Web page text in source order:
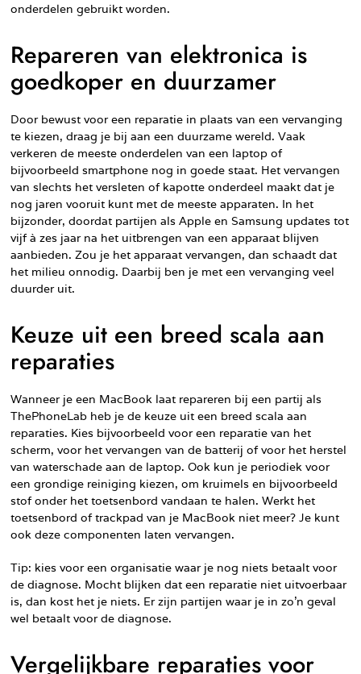
onderdelen gebruikt worden.
Repareren van elektronica is
goedkoper en duurzamer
Door bewust voor een reparatie in plaats van een vervanging
te kiezen, draag je bij aan een duurzame wereld. Vaak
verkeren de meeste onderdelen van een laptop of
bijvoorbeeld smartphone nog in goede staat. Het vervangen
van slechts het versleten of kapotte onderdeel maakt dat je
nog jaren vooruit kunt met de meeste apparaten. In het
bijzonder, doordat partijen als Apple en Samsung updates tot
vijf à zes jaar na het uitbrengen van een apparaat blijven
aanbieden. Zou je het apparaat vervangen, dan schaadt dat
het milieu onnodig. Daarbij ben je met een vervanging veel
duurder uit.
Keuze uit een breed scala aan
reparaties
Wanneer je een MacBook laat repareren bij een partij als
ThePhoneLab heb je de keuze uit een breed scala aan
reparaties. Kies bijvoorbeeld voor een reparatie van het
scherm, voor het vervangen van de batterij of voor het herstel
van waterschade aan de laptop. Ook kun je periodiek voor
een grondige reiniging kiezen, om kruimels en bijvoorbeeld
stof onder het toetsenbord vandaan te halen. Werkt het
toetsenbord of trackpad van je MacBook niet meer? Je kunt
ook deze componenten laten vervangen.
Tip: kies voor een organisatie waar je nog niets betaalt voor
de diagnose. Mocht blijken dat een reparatie niet uitvoerbaar
is, dan kost het je niets. Er zijn partijen waar je in zo’n geval
wel betaalt voor de diagnose.
Vergelijkbare reparaties voor